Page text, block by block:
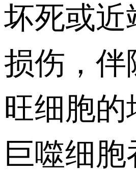
坏死或近
损伤，伴
旺细胞的
巨噬细胞